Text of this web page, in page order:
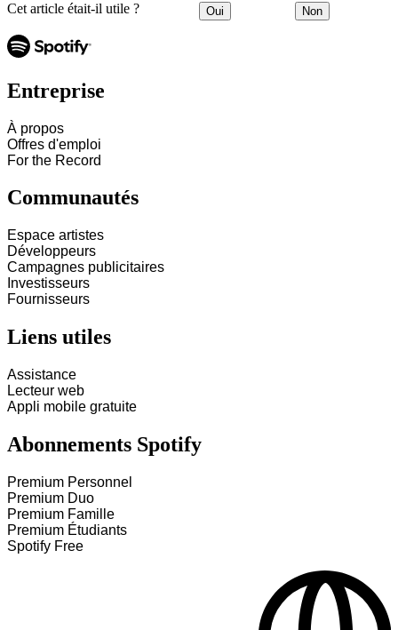
Cet article était-il utile ? Oui Non
Entreprise
À propos
Offres d'emploi
For the Record
Communautés
Espace artistes
Développeurs
Campagnes publicitaires
Investisseurs
Fournisseurs
Liens utiles
Assistance
Lecteur web
Appli mobile gratuite
Abonnements Spotify
Premium Personnel
Premium Duo
Premium Famille
Premium Étudiants
Spotify Free